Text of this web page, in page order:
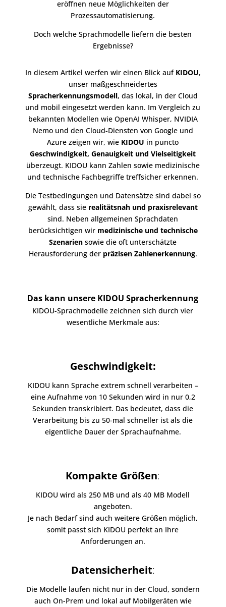
eröffnen neue Möglichkeiten der
Prozessautomatisierung.
Doch welche Sprachmodelle liefern die besten
Ergebnisse?
In diesem Artikel werfen wir einen Blick auf KIDOU,
unser maßgeschneidertes
Spracherkennungsmodell, das lokal, in der Cloud
und mobil eingesetzt werden kann. Im Vergleich zu
bekannten Modellen wie OpenAI Whisper, NVIDIA
Nemo und den Cloud-Diensten von Google und
Azure zeigen wir, wie KIDOU in puncto
Geschwindigkeit, Genauigkeit und Vielseitigkeit
überzeugt. KIDOU kann Zahlen sowie medizinische
und technische Fachbegriffe treffsicher erkennen.
Die Testbedingungen und Datensätze sind dabei so
gewählt, dass sie realitätsnah und praxisrelevant
sind. Neben allgemeinen Sprachdaten
berücksichtigen wir medizinische und technische
Szenarien sowie die oft unterschätzte
Herausforderung der präzisen Zahlenerkennung.
Das kann unsere KIDOU Spracherkennung
KIDOU-Sprachmodelle zeichnen sich durch vier
wesentliche Merkmale aus:
Geschwindigkeit:
KIDOU kann Sprache extrem schnell verarbeiten –
eine Aufnahme von 10 Sekunden wird in nur 0,2
Sekunden transkribiert. Das bedeutet, dass die
Verarbeitung bis zu 50-mal schneller ist als die
eigentliche Dauer der Sprachaufnahme.
Kompakte Größen:
KIDOU wird als 250 MB und als 40 MB Modell
angeboten.
Je nach Bedarf sind auch weitere Größen möglich,
somit passt sich KIDOU perfekt an Ihre
Anforderungen an.
Datensicherheit:
Die Modelle laufen nicht nur in der Cloud, sondern
auch On-Prem und lokal auf Mobilgeräten wie